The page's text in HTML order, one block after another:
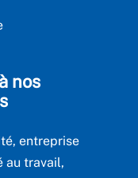
nos
entreprise
au travail,